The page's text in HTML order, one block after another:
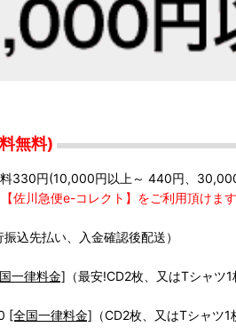
無料)
料330円(10,000円以上～ 440円、
佐川急便e-コレクト】をご利用頂けます
込先払い、入金確認後配送）
一律料金] （最安!CD2枚、又はTシャツ
[全国一律料金] （CD2枚、又はTシャツ